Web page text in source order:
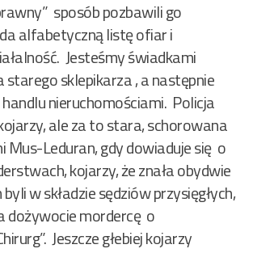
sposób pozbawili go
alfabetyczną listę ofiar i
Jesteśmy świadkami
sklepikarza , a następnie
nieruchomościami. Policja
ale za to stara, schorowana
Mus-Leduran, gdy dowiaduje się o
kojarzy, że znała obydwie
w składzie sędziów przysięgłych,
dożywocie mordercę o
Jeszcze głebiej kojarzy